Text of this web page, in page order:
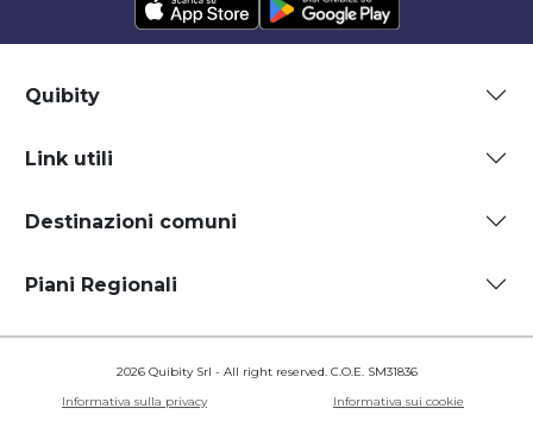
Quibity
Link utili
Destinazioni comuni
Piani Regionali
2026 Quibity Srl - All right reserved. C.O.E. SM31836
Informativa sulla privacy
Informativa sui cookie